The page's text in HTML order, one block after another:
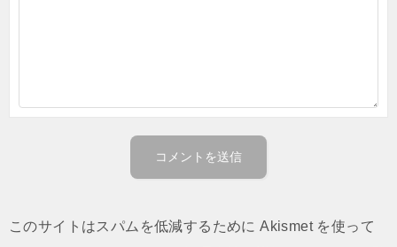
このサイトはスパムを低減するために Akismet を使って